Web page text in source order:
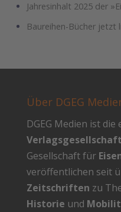
Jahresinhalt 2025 der
Baureihen-Bücher jetzt
Über DGEG
DGEG Medien ist
Verlagsgesellschaft
Gesellschaft für
veröffentlichen seit
Zeitschriften zu
Historie und